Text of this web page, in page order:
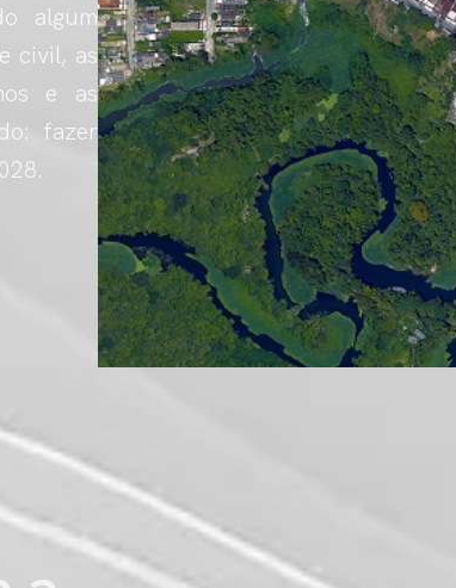
algum
civil, as
e as
fazer